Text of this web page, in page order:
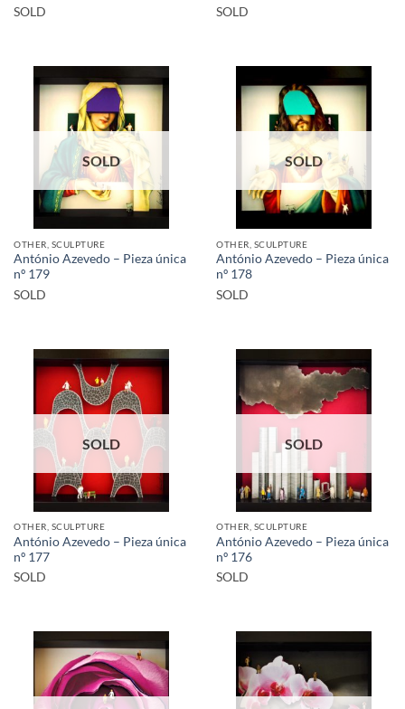
SOLD
SOLD
SOLD
OTHER, SCULPTURE
António Azevedo – Pieza única
nº 179
SOLD
SOLD
OTHER, SCULPTURE
António Azevedo – Pieza única
nº 178
SOLD
SOLD
OTHER, SCULPTURE
António Azevedo – Pieza única
nº 177
SOLD
SOLD
OTHER, SCULPTURE
António Azevedo – Pieza única
nº 176
SOLD